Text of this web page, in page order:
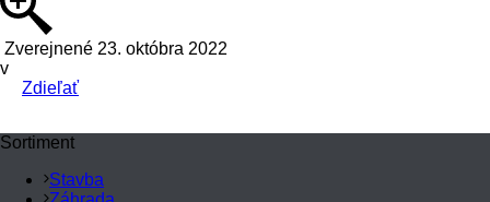
Zverejnené 23. októbra 2022
v
Zdieľať
Sortiment
Stavba